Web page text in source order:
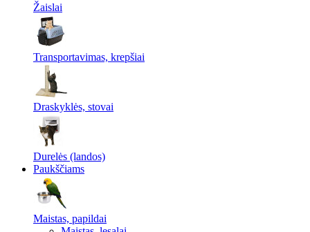
Žaislai
Transportavimas, krepšiai
Draskyklės, stovai
Durelės (landos)
Paukščiams
Maistas, papildai